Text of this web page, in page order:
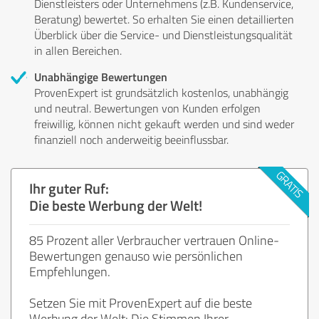
Dienstleisters oder Unternehmens (z.B. Kundenservice,
Beratung) bewertet. So erhalten Sie einen detaillierten
Überblick über die Service- und Dienstleistungsqualität
in allen Bereichen.
Unabhängige Bewertungen
ProvenExpert ist grundsätzlich kostenlos, unabhängig
und neutral. Bewertungen von Kunden erfolgen
freiwillig, können nicht gekauft werden und sind weder
finanziell noch anderweitig beeinflussbar.
Ihr guter Ruf:
Die beste Werbung der Welt!
85 Prozent aller Verbraucher vertrauen Online-
Bewertungen genauso wie persönlichen
Empfehlungen.
Setzen Sie mit ProvenExpert auf die beste